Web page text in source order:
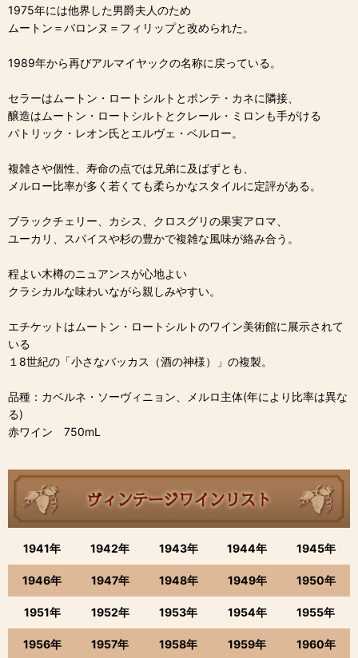
1975年には他界した男爵夫人のため
ムートン＝バロンヌ＝フィリップと改められた。
1989年から再びアルマイヤックの名称に戻っている。
セラーはムートン・ロートシルトとポンテ・カネに隣接、
醸造はムートン・ロートシルトとクレール・ミロンも手がける
パトリック・レオン氏とエルヴェ・ベルロー。
複雑さや個性、寿命の点では兄弟に及ばずとも、
メルロー比率が多く若くても柔らかなスタイルに定評がある。
ブラックチェリー、カシス、クロスグリの果実アロマ、
ユーカリ、スパイスや杉の豊かで複雑な風味が絡み合う。
程よい木樽のニュアンスが心地よい
クラシカルな味わいながら親しみやすい。
エチケットはムートン・ロートシルトのワイン美術館に展示されて
いる
１8世紀の「小さなバッカス（酒の神様）」の複製。
品種：カベルネ・ソーヴィニョン、メルロ主体(年により比率は異な
る)
赤ワイン 750mL
1941年 1942年 1943年 1944年 1945年
1946年 1947年 1948年 1949年 1950年
1951年 1952年 1953年 1954年 1955年
1956年 1957年 1958年 1959年 1960年